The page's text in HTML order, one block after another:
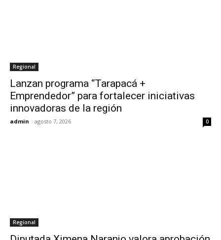
Regional
Lanzan programa “Tarapacá +
Emprendedor” para fortalecer iniciativas
innovadoras de la región
admin - agosto 7, 2026 0
Regional